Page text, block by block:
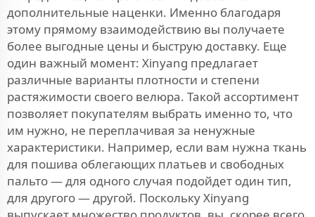
дополнительные наценки. Именно благодаря
этому прямому взаимодействию вы получаете
более выгодные цены и быструю доставку. Еще
один важный момент: Xinyang предлагает
различные варианты плотности и степени
растяжимости своего велюра. Такой ассортимент
позволяет покупателям выбрать именно то, что
им нужно, не переплачивая за ненужные
характеристики. Например, если вам нужна ткань
для пошива облегающих платьев и свободных
пальто — для одного случая подойдет один тип,
для другого — другой. Поскольку Xinyang